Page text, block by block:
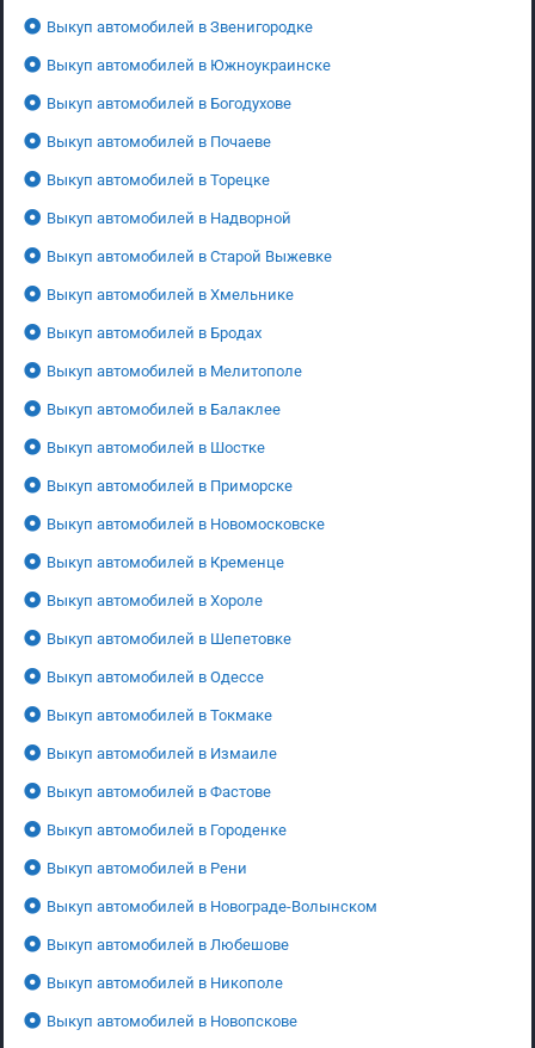
Выкуп автомобилей в Звенигородке
Выкуп автомобилей в Южноукраинске
Выкуп автомобилей в Богодухове
Выкуп автомобилей в Почаеве
Выкуп автомобилей в Торецке
Выкуп автомобилей в Надворной
Выкуп автомобилей в Старой Выжевке
Выкуп автомобилей в Хмельнике
Выкуп автомобилей в Бродах
Выкуп автомобилей в Мелитополе
Выкуп автомобилей в Балаклее
Выкуп автомобилей в Шостке
Выкуп автомобилей в Приморске
Выкуп автомобилей в Новомосковске
Выкуп автомобилей в Кременце
Выкуп автомобилей в Хороле
Выкуп автомобилей в Шепетовке
Выкуп автомобилей в Одессе
Выкуп автомобилей в Токмаке
Выкуп автомобилей в Измаиле
Выкуп автомобилей в Фастове
Выкуп автомобилей в Городенке
Выкуп автомобилей в Рени
Выкуп автомобилей в Новограде-Волынском
Выкуп автомобилей в Любешове
Выкуп автомобилей в Никополе
Выкуп автомобилей в Новопскове